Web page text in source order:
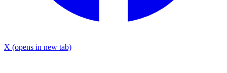
X (opens in new tab)